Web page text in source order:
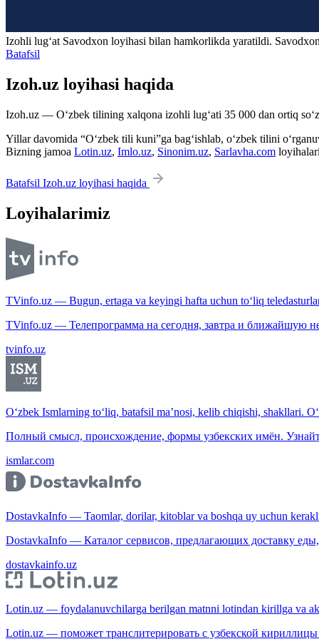
Izohli lugʻat Savodxon loyihasi bilan hamkorlikda yaratildi.
Batafsil
Izoh.uz loyihasi haqida
Izoh.uz — O‘zbek tilining xalqona izohli lug‘ati 35 000 dan ortiq
Yillar davomida “O‘zbek tili kuni”ga bag‘ishlab, o‘zbek tilini
Bizning jamoa Lotin.uz, Imlo.uz, Sinonim.uz, Sarlavha.com
Batafsil Izoh.uz loyihasi haqida
Loyihalarimiz
TVinfo.uz — Bugun, ertaga va keyingi hafta uchun to‘liq
TVinfo.uz — Телепрограмма на сегодня, завтра и ближайшую
tvinfo.uz
O‘zbek Ismlarning to‘liq, batafsil ma’nosi, kelib chiqishi, shakllari.
Полный смысл, происхождение, формы узбекских имён.
ismlar.com
DostavkaInfo — Taomlar, dorilar, kitoblar va boshqa uy uchun
DostavkaInfo — Каталог сервисов, предлагающих доставку
dostavkainfo.uz
Lotin.uz — foydalanuvchilarga berilgan matnni lotindan kirillga va
Lotin.uz — поможет транслитерировать с узбекской